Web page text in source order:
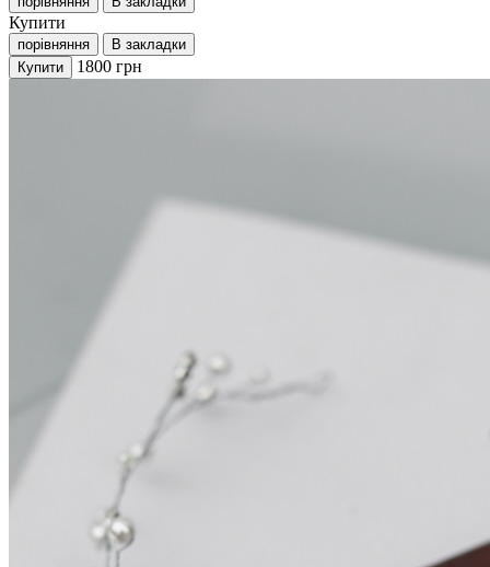
Купити
порівняння
В закладки
Купити
1800 грн